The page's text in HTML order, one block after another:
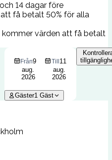
14 dagar före
få betalt 50% för alla
värden att få betalt
Från9
aug.
2026
Till 11
aug.
2026
Gäster1 Gäst